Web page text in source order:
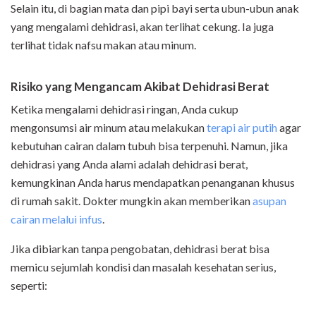
Selain itu, di bagian mata dan pipi bayi serta ubun-ubun anak
yang mengalami dehidrasi, akan terlihat cekung. Ia juga
terlihat tidak nafsu makan atau minum.
Risiko yang Mengancam Akibat Dehidrasi Berat
Ketika mengalami dehidrasi ringan, Anda cukup
mengonsumsi air minum atau melakukanterapi air putihagar
kebutuhan cairan dalam tubuh bisa terpenuhi. Namun, jika
dehidrasi yang Anda alami adalah dehidrasi berat,
kemungkinan Anda harus mendapatkan penanganan khusus
di rumah sakit. Dokter mungkin akan memberikanasupan
cairan melalui infus
Jika dibiarkan tanpa pengobatan, dehidrasi berat bisa
memicu sejumlah kondisi dan masalah kesehatan serius,
seperti: